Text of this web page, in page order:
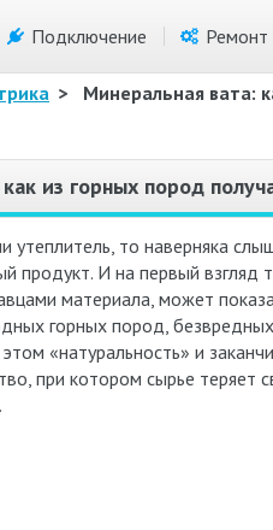
Подключение Ремонт
>
Минеральная вата:
из горных пород
утеплитель, то наверняка
продукт. И на первый взгляд
материала, может
горных пород,
«натуральность» и
при котором сырье теряет